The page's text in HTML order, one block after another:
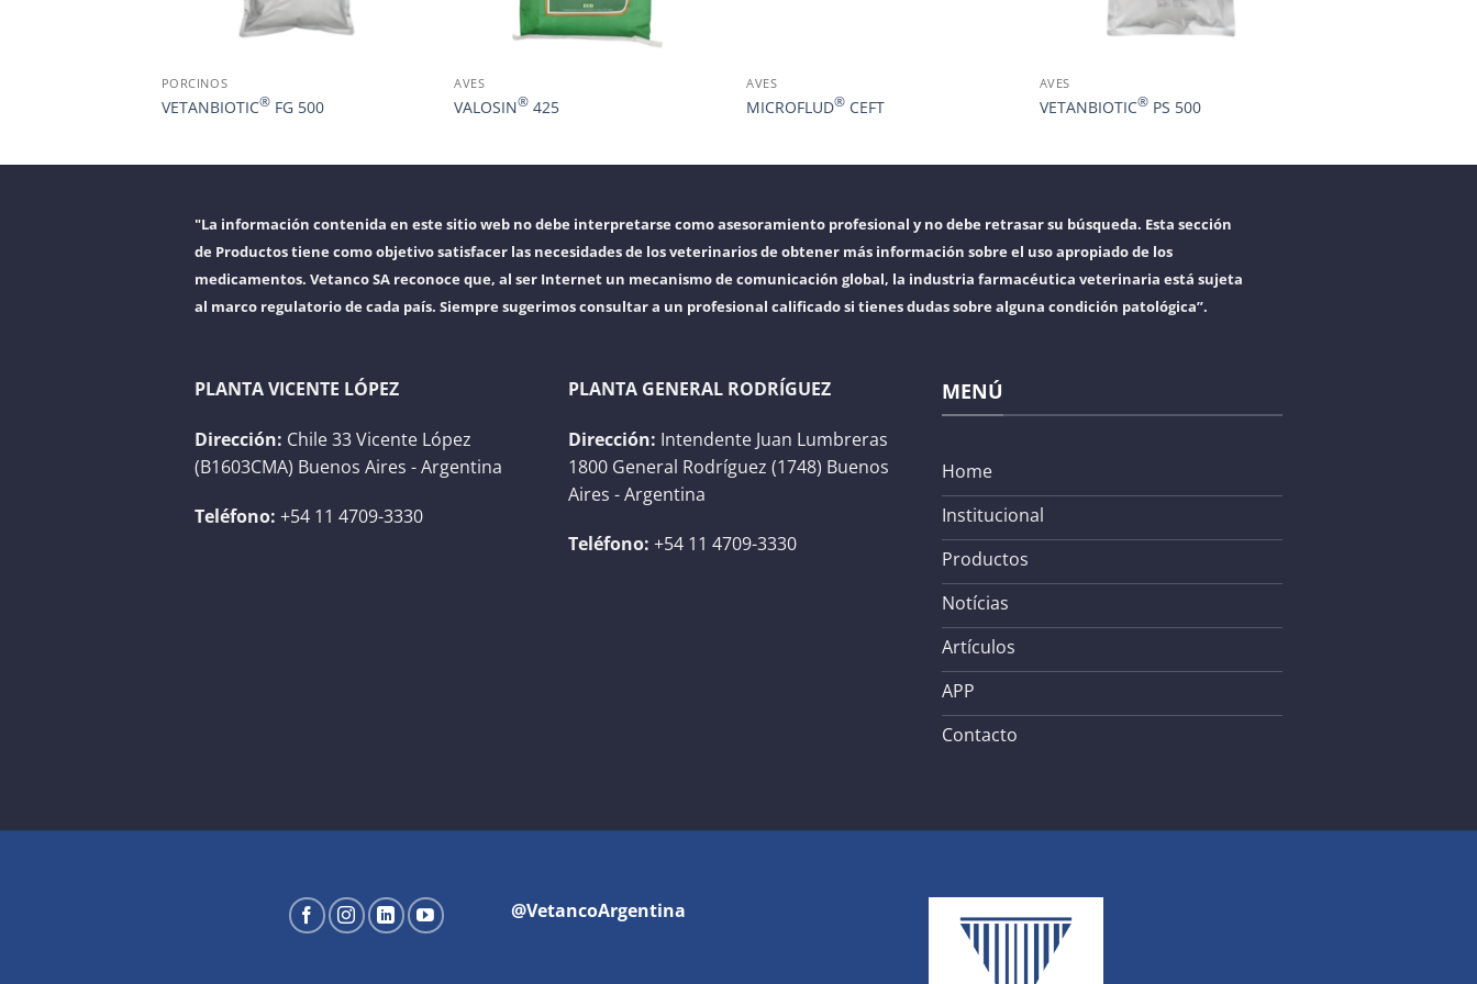
PORCINOS
VETANBIOTIC®FG 500
AVES
VALOSIN® 425
AVES
MICROFLUD® CEFT
AVES
VETANBIOTIC®PS 500
"La información contenida en este sitio web no debe interpretarse como asesoramiento profesional y no debe retrasar su búsqueda. Esta sección
de Productos tiene como objetivo satisfacer las necesidades de los veterinarios de obtener más información sobre el uso apropiado de los
medicamentos. Vetanco SA reconoce que, al ser Internet un mecanismo de comunicación global, la industria farmacéutica veterinaria está sujeta
al marco regulatorio de cada país. Siempre sugerimos consultar a un profesional calificado si tienes dudas sobre alguna condición patológica”.
PLANTA VICENTE LÓPEZ
Dirección: Chile 33 Vicente López
(B1603CMA) Buenos Aires - Argentina
Teléfono: +54 11 4709-3330
PLANTA GENERAL RODRÍGUEZ
Dirección: Intendente Juan Lumbreras
1800 General Rodríguez (1748) Buenos
Aires - Argentina
Teléfono: +54 11 4709-3330
MENÚ
Home
Institucional
Productos
Notícias
Artículos
APP
Contacto
@VetancoArgentina